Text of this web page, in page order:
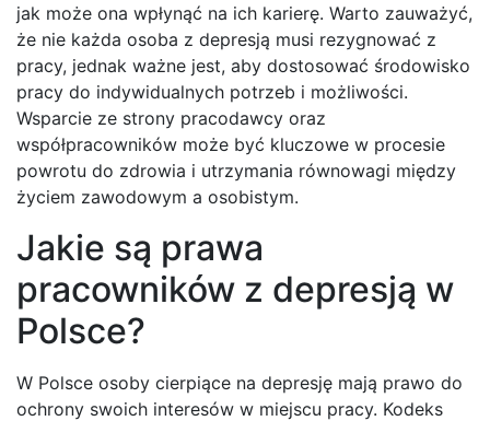
jak może ona wpłynąć na ich karierę. Warto zauważyć,
że nie każda osoba z depresją musi rezygnować z
pracy, jednak ważne jest, aby dostosować środowisko
pracy do indywidualnych potrzeb i możliwości.
Wsparcie ze strony pracodawcy oraz
współpracowników może być kluczowe w procesie
powrotu do zdrowia i utrzymania równowagi między
życiem zawodowym a osobistym.
Jakie są prawa
pracowników z depresją w
Polsce?
W Polsce osoby cierpiące na depresję mają prawo do
ochrony swoich interesów w miejscu pracy. Kodeks